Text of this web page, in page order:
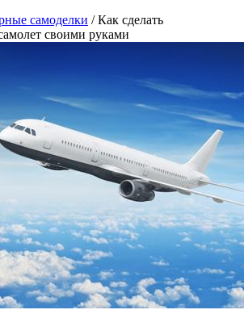
самоделки /Как сделать
своими руками